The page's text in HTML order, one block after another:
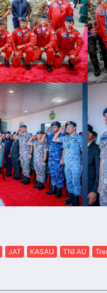
JAT KASAU TNI AU